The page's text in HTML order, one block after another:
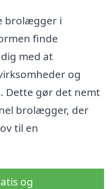
brolægger i
finde
med at
og
Dette gør det nemt
brolægger, der
til en
og